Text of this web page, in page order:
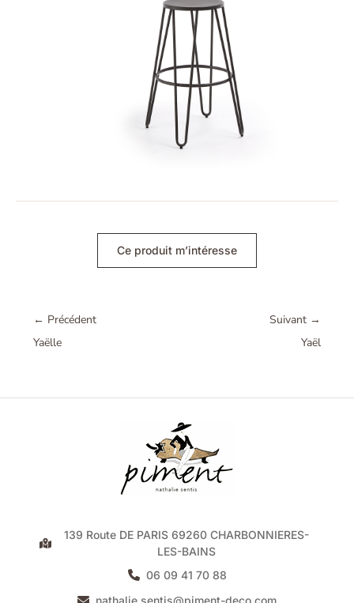
Ce produit m’intéresse
← Précédent
Yaëlle
Suivant →
Yaël
139 Route DE PARIS 69260 CHARBONNIERES-
LES-BAINS
06 09 41 70 88
nathalie.sentis@piment-deco.com